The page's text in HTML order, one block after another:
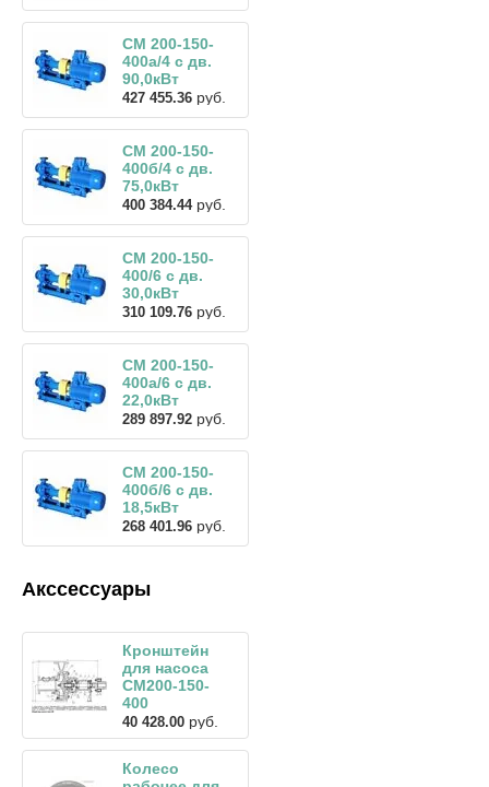
СМ 200-150-
400а/4 с дв.
90,0кВт
427 455.36 руб.
СМ 200-150-
400б/4 с дв.
75,0кВт
400 384.44 руб.
СМ 200-150-
400/6 с дв.
30,0кВт
310 109.76 руб.
СМ 200-150-
400а/6 с дв.
22,0кВт
289 897.92 руб.
СМ 200-150-
400б/6 с дв.
18,5кВт
268 401.96 руб.
Акссессуары
Кронштейн
для насоса
СМ200-150-
400
40 428.00 руб.
Колесо